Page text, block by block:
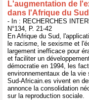
L'augmentation de
dans l'Afrique du
- In : RECHERCHES
N°134, P. 21-42
En Afrique du Sud,
le racisme, le sexisme et
largement inefficace pour
et faciliter un
démocratie en 1994, les
environnementaux de la
Sud-Africain.es vivent en
annonce la consolidation
sur la reproduction sociale.